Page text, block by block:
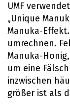
UMF
„Unique
Manuka-
umrechnen.
Manuka-
um eine
inzwischen
größer ist als